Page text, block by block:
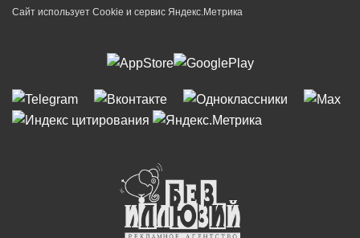
Сайт использует Cookie и сервиc Яндекс.Метрика